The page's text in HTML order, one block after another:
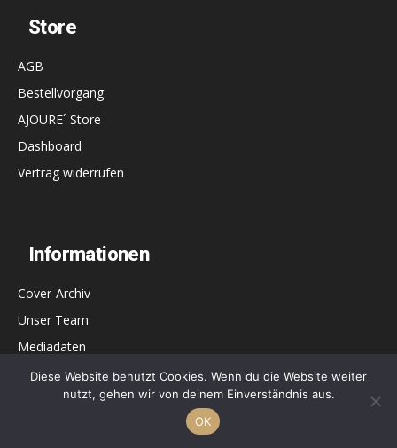
Store
AGB
Bestellvorgang
AJOURE´ Store
Dashboard
Vertrag widerrufen
Informationen
Cover-Archiv
Unser Team
Mediadaten
Datenschutz
Impressum & Kontakt
Diese Website benutzt Cookies. Wenn du die Website weiter
nutzt, gehen wir von deinem Einverständnis aus.
OK